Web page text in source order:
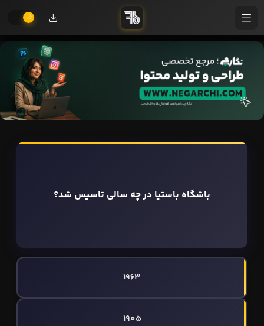
باشگاه باستیا در چه سالی تاسیس شد؟
1963
1905